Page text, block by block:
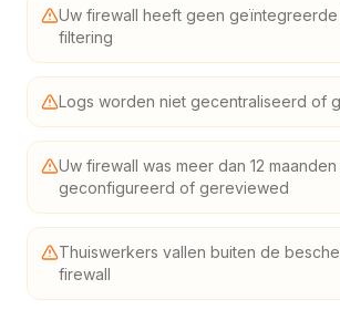
Uw firewall heeft geen geïntegreerde
filtering
Logs worden niet gecentraliseerd of
Uw firewall was meer dan 12
geconfigureerd of gereviewed
Thuiswerkers vallen buiten de
firewall